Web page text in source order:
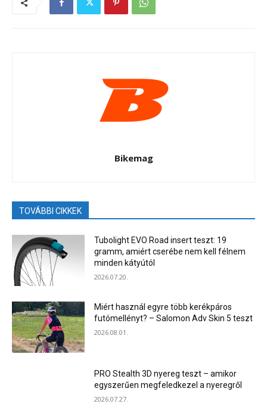
Bikemag
TOVÁBBI CIKKEK
Tubolight EVO Road insert teszt: 19
gramm, amiért cserébe nem kell félnem
minden kátyútól
2026.07.20.
Miért használ egyre több kerékpáros
futómellényt? – Salomon Adv Skin 5 teszt
2026.08.01.
PRO Stealth 3D nyereg teszt – amikor
egyszerűen megfeledkezel a nyeregről
2026.07.27.